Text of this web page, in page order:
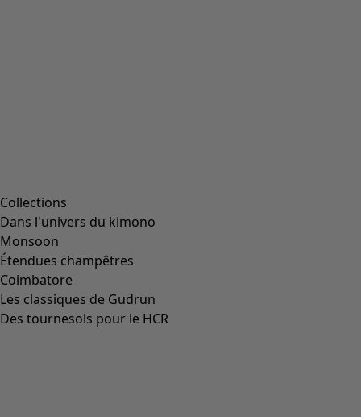
Collections
Dans l'univers du kimono
Monsoon
Étendues champêtres
Coimbatore
Les classiques de Gudrun
Des tournesols pour le HCR